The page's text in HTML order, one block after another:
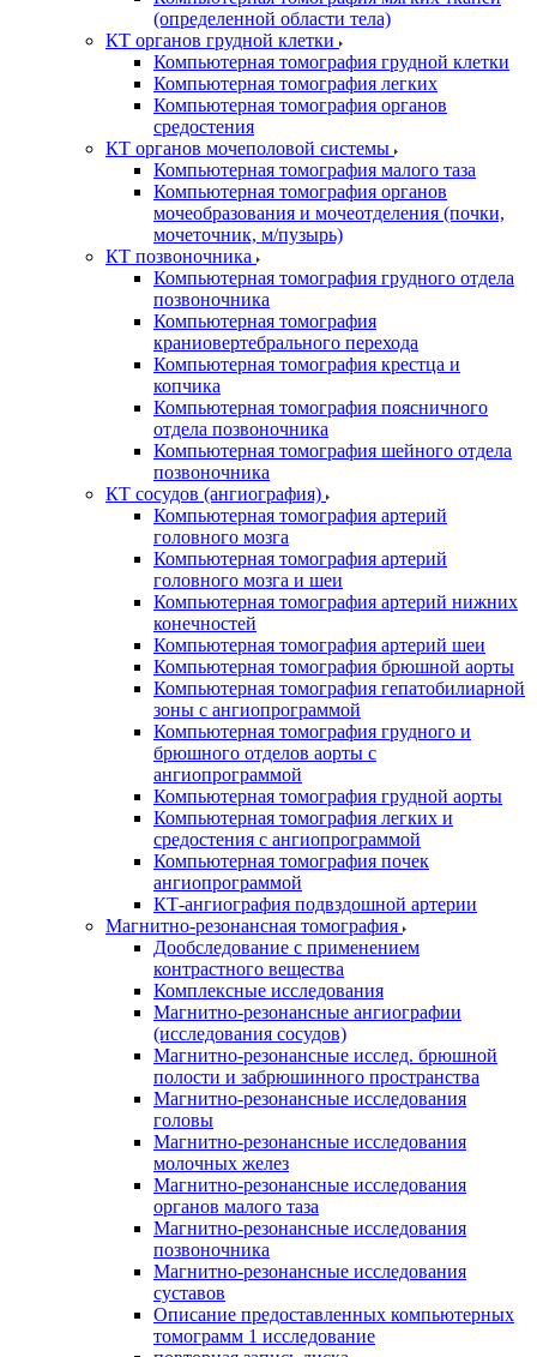
(определенной области тела)
КТ органов грудной клетки
Компьютерная томография грудной клетки
Компьютерная томография легких
Компьютерная томография органов
средостения
КТ органов мочеполовой системы
Компьютерная томография малого таза
Компьютерная томография органов
мочеобразования и мочеотделения (почки,
мочеточник, м/пузырь)
КТ позвоночника
Компьютерная томография грудного отдела
позвоночника
Компьютерная томография
краниовертебрального перехода
Компьютерная томография крестца и
копчика
Компьютерная томография поясничного
отдела позвоночника
Компьютерная томография шейного отдела
позвоночника
КТ сосудов (ангиография)
Компьютерная томография артерий
головного мозга
Компьютерная томография артерий
головного мозга и шеи
Компьютерная томография артерий нижних
конечностей
Компьютерная томография артерий шеи
Компьютерная томография брюшной аорты
Компьютерная томография гепатобилиарной
зоны с ангиопрограммой
Компьютерная томография грудного и
брюшного отделов аорты с
ангиопрограммой
Компьютерная томография грудной аорты
Компьютерная томография легких и
средостения с ангиопрограммой
Компьютерная томография почек
ангиопрограммой
КТ-ангиография подвздошной артерии
Магнитно-резонансная томография
Дообследование с применением
контрастного вещества
Комплексные исследования
Магнитно-резонансные ангиографии
(исследования сосудов)
Магнитно-резонансные исслед. брюшной
полости и забрюшинного пространства
Магнитно-резонансные исследования
головы
Магнитно-резонансные исследования
молочных желез
Магнитно-резонансные исследования
органов малого таза
Магнитно-резонансные исследования
позвоночника
Магнитно-резонансные исследования
суставов
Описание предоставленных компьютерных
томограмм 1 исследование